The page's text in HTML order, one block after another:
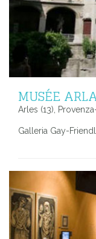
MUSÉE
Arles (13),
Galleria Gay-